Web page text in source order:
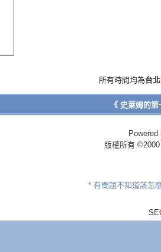
所有時間均為台
《 史萊姆的
版權所有
* 有問題不知道該怎